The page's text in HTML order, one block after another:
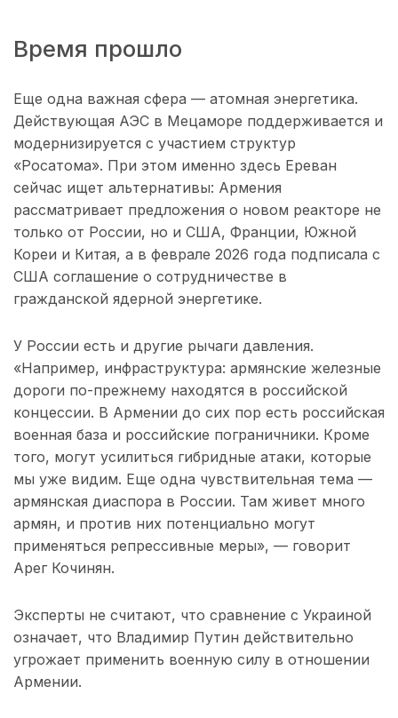
Время прошло
Еще одна важная сфера — атомная энергетика.
Действующая АЭС в Мецаморе поддерживается и
модернизируется с участием структур
«Росатома». При этом именно здесь Ереван
сейчас ищет альтернативы: Армения
рассматривает предложения о новом реакторе не
только от России, но и США, Франции, Южной
Кореи и Китая, а в феврале 2026 года подписала с
США соглашение о сотрудничестве в
гражданской ядерной энергетике.
У России есть и другие рычаги давления.
«Например, инфраструктура: армянские железные
дороги по-прежнему находятся в российской
концессии. В Армении до сих пор есть российская
военная база и российские пограничники. Кроме
того, могут усилиться гибридные атаки, которые
мы уже видим. Еще одна чувствительная тема —
армянская диаспора в России. Там живет много
армян, и против них потенциально могут
применяться репрессивные меры», — говорит
Арег Кочинян.
Эксперты не считают, что сравнение с Украиной
означает, что Владимир Путин действительно
угрожает применить военную силу в отношении
Армении.